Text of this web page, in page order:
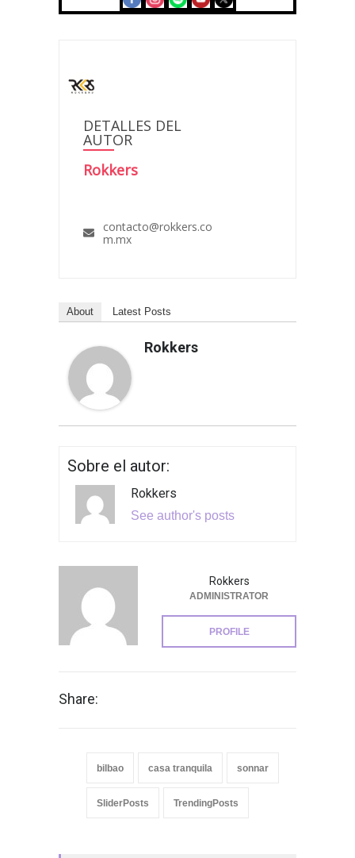
DETALLES DEL
AUTOR
Rokkers
contacto@rokkers.co
m.mx
About Latest Posts
Rokkers
Sobre el autor:
Rokkers
See author's posts
Rokkers
ADMINISTRATOR
PROFILE
Share:
bilbao casa tranquila sonnar
SliderPosts TrendingPosts